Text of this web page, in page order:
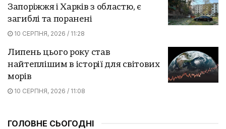
Запоріжжя і Харків з областю, є
загиблі та поранені
10 СЕРПНЯ, 2026 / 11:28
Липень цього року став
найтеплішим в історії для світових
морів
10 СЕРПНЯ, 2026 / 11:08
ГОЛОВНЕ СЬОГОДНІ